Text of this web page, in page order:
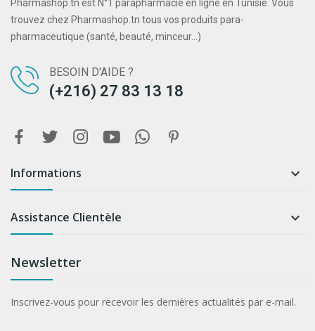
Pharmashop.tn est N°1 parapharmacie en ligne en Tunisie. Vous
trouvez chez Pharmashop.tn tous vos produits para-
pharmaceutique (santé, beauté, minceur...)
BESOIN D'AIDE ?
(+216) 27 83 13 18
Informations 
Assistance Clientèle 
Newsletter
Inscrivez-vous pour recevoir les dernières actualités par e-mail.